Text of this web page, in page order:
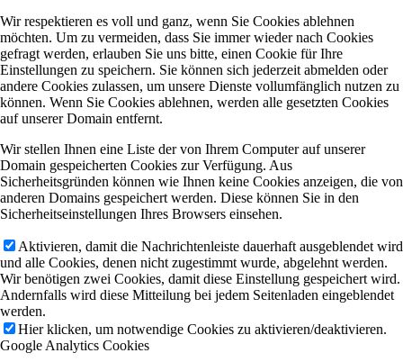
Wir respektieren es voll und ganz, wenn Sie Cookies ablehnen
möchten. Um zu vermeiden, dass Sie immer wieder nach Cookies
gefragt werden, erlauben Sie uns bitte, einen Cookie für Ihre
Einstellungen zu speichern. Sie können sich jederzeit abmelden oder
andere Cookies zulassen, um unsere Dienste vollumfänglich nutzen zu
können. Wenn Sie Cookies ablehnen, werden alle gesetzten Cookies
auf unserer Domain entfernt.
Wir stellen Ihnen eine Liste der von Ihrem Computer auf unserer
Domain gespeicherten Cookies zur Verfügung. Aus
Sicherheitsgründen können wie Ihnen keine Cookies anzeigen, die von
anderen Domains gespeichert werden. Diese können Sie in den
Sicherheitseinstellungen Ihres Browsers einsehen.
Aktivieren, damit die Nachrichtenleiste dauerhaft ausgeblendet wird
und alle Cookies, denen nicht zugestimmt wurde, abgelehnt werden.
Wir benötigen zwei Cookies, damit diese Einstellung gespeichert wird.
Andernfalls wird diese Mitteilung bei jedem Seitenladen eingeblendet
werden.
Hier klicken, um notwendige Cookies zu aktivieren/deaktivieren.
Google Analytics Cookies